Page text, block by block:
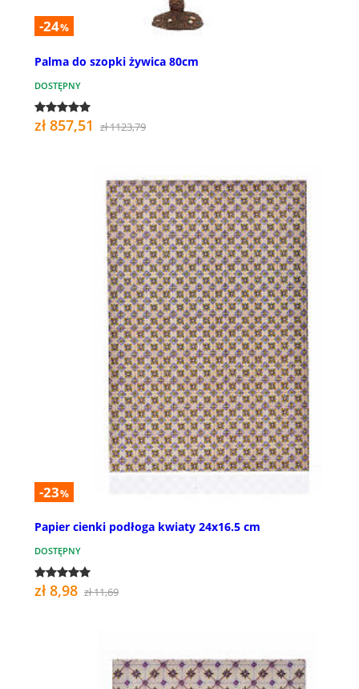
-24%
Palma do szopki żywica 80cm
DOSTĘPNY
zł 857,51 zł 1123,79
-23%
Papier cienki podłoga kwiaty 24x16.5 cm
DOSTĘPNY
zł 8,98 zł 11,69